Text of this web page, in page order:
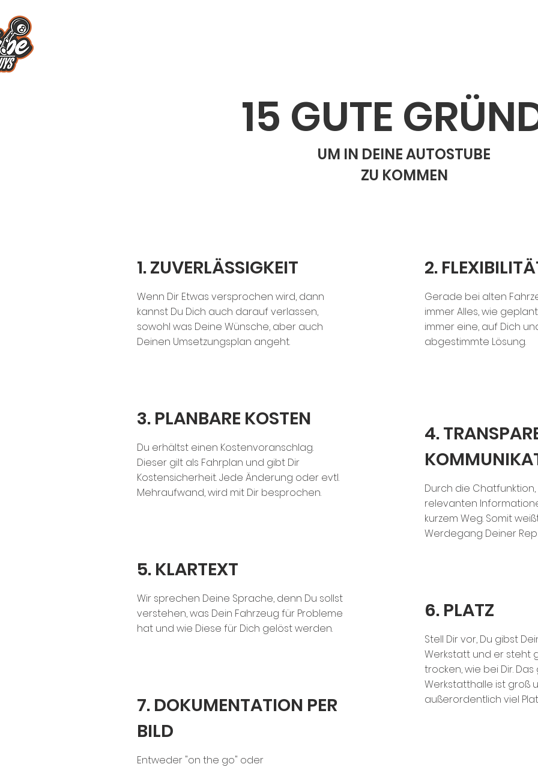
15 GUTE
UM IN DEINE AUTOSTUBE
ZU KOMMEN
1. ZUVERLÄSSIGKEIT
Wenn Dir Etwas versprochen wird, dann
kannst Du Dich auch darauf verlassen,
sowohl was Deine Wünsche, aber auch
Deinen Umsetzungsplan angeht.
3. PLANBARE KOSTEN
Du erhältst einen Kostenvoranschlag.
Dieser gilt als Fahrplan und gibt Dir
Kostensicherheit. Jede Änderung oder evtl.
Mehraufwand, wird mit Dir besprochen.
5. KLARTEXT
Wir sprechen Deine Sprache, denn Du sollst
verstehen, was Dein Fahrzeug für Probleme
hat und wie Diese für Dich gelöst werden.
7. DOKUMENTATION PER
BILD
Entweder "on the go" oder
2.
Gerade bei alten
immer Alles, wie
immer eine, auf Dich
abgestimmte Lösung.
4.
Durch die
relevanten
kurzem Weg. Somit
Werdegang Deiner
6. PLATZ
Stell Dir vor, Du gibst
Werkstatt und er steht
trocken, wie bei Dir.
Werkstatthalle ist groß
außerordentlich viel